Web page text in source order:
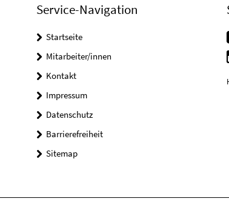
Service-Navigation
Startseite
Mitarbeiter/innen
Kontakt
Impressum
Datenschutz
Barrierefreiheit
Sitemap